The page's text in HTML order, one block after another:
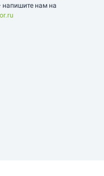
напишите нам на